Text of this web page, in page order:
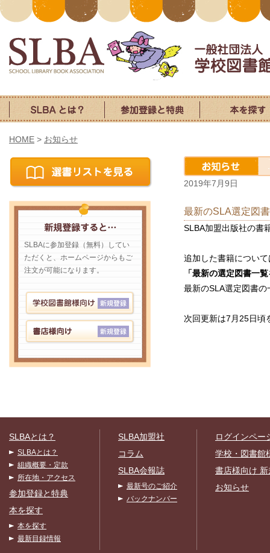
HOME > お知らせ
2019年7月9日
最新のSLA選定図
SLBA加盟出版社の書
追加した書籍につい
「最新の選定図書一
最新のSLA選定図書
次回更新は7月25日頃
SLBAに参加登録（無料）してい
ただくと、ホームページからもご
注文が可能になります。
SLBAとは？
SLBAとは？
組織概要・定款
所在地・アクセス
参加登録と特典
本を探す
本を探す
最新目録情報
SLBA加盟社
コラム
SLBA会報誌
最新号のご紹介
バックナンバー
ログインペー
学校・図書館
書店様向け
お知らせ